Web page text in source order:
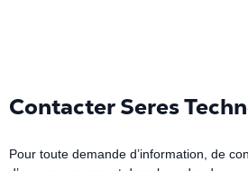
Contacter Seres
Pour toute demande d’information, de